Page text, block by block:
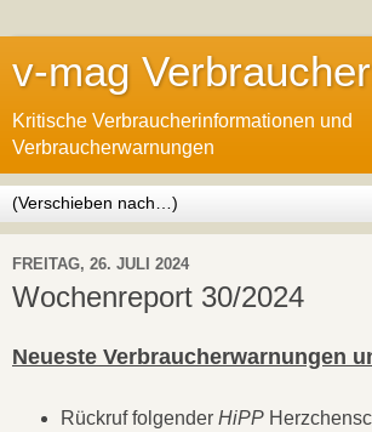
v-mag
Kritische Verbraucherinformationen und
Verbraucherwarnungen
FREITAG, 26. JULI 2024
Wochenreport 30/2024
Neueste Verbraucherwarnungen
Rückruf folgender HiPP